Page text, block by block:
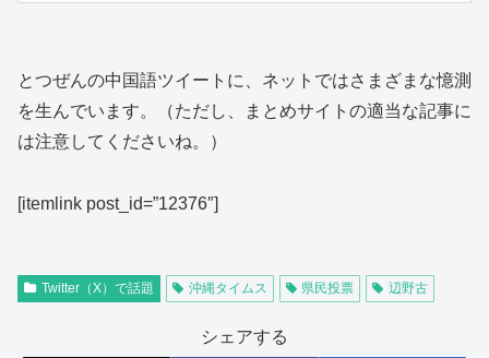
とつぜんの中国語ツイートに、ネットではさまざまな憶測
を生んでいます。（ただし、まとめサイトの適当な記事に
は注意してくださいね。）
[itemlink post_id=”12376″]
Twitter（X）で話題 沖縄タイムス 県民投票 辺野古
シェアする